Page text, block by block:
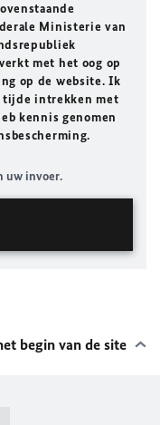
Ministerie van
met het oog op
op de website. Ik
tijde intrekken met
kennis genomen
uw invoer.
begin van de site